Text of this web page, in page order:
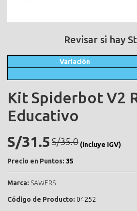
Revisar si hay
Variación
Kit Spiderbot V2
Educativo
S/31.5 S/35.0 (incluye IGV)
Precio en Puntos: 35
Marca: SAWERS
Código de Producto: 04252